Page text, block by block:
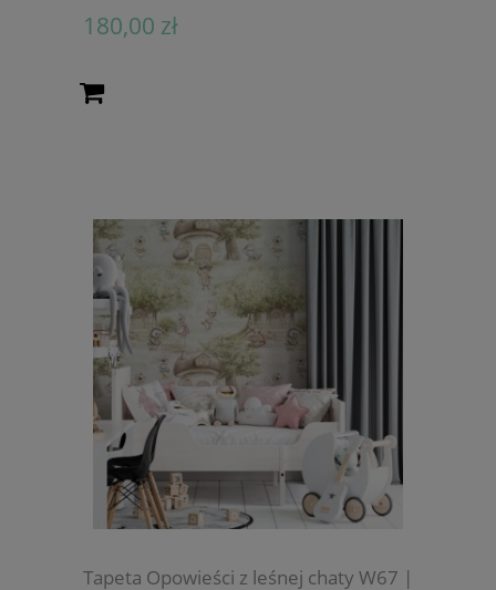
180,00 zł
Tapeta Opowieści z leśnej chaty W67 |